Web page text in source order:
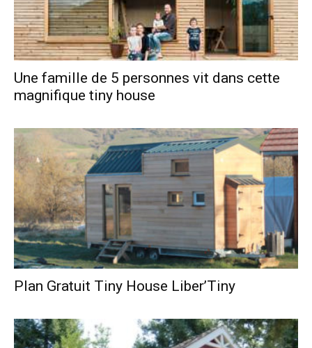
Une famille de 5 personnes vit dans cette
magnifique tiny house
Plan Gratuit Tiny House Liber’Tiny